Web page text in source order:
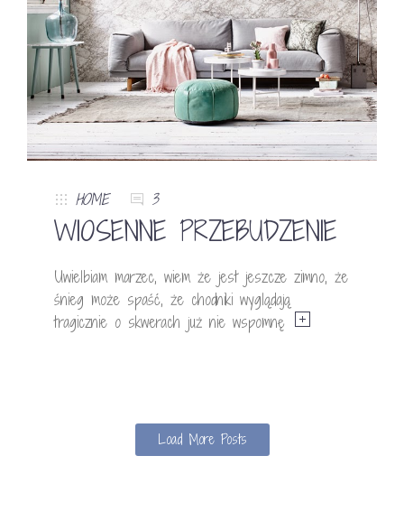
HOME 3
WIOSENNE PRZEBUDZENIE
Uwielbiam marzec, wiem że jest jeszcze zimno, że
śnieg może spaść, że chodniki wyglądają
tragicznie o skwerach już nie wspomnę
Load More Posts